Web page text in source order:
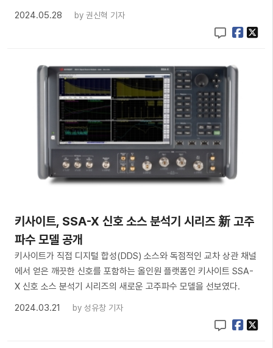
2024.05.28
by 권신혁 기자
키사이트, SSA-X 신호 소스 분석기 시리즈 新 고주
파수 모델 공개
키사이트가 직접 디지털 합성(DDS) 소스와 독점적인 교차 상관 채널
에서 얻은 깨끗한 신호를 포함하는 올인원 플랫폼인 키사이트 SSA-
X 신호 소스 분석기 시리즈의 새로운 고주파수 모델을 선보였다.
2024.03.21
by 성유창 기자